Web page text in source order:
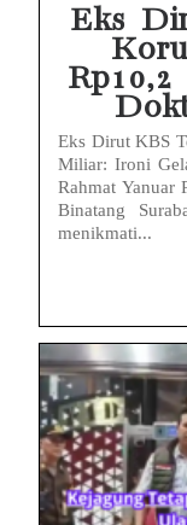
Eks
Eks Dirut KBS
Miliar: Ironi
Rahmat Yanuar
Binatang
menikmati...